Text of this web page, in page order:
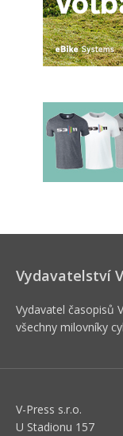
Vydavatelství
Vydavatel časopisů
všechny milovníky
V-Press s.r.o.
U Stadionu 157